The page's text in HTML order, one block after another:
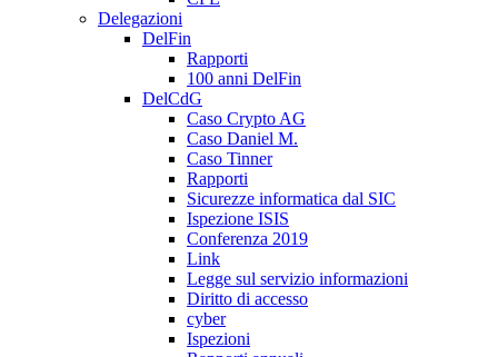
Delegazioni
DelFin
Rapporti
100 anni DelFin
DelCdG
Caso Crypto AG
Caso Daniel M.
Caso Tinner
Rapporti
Sicurezze informatica dal SIC
Ispezione ISIS
Conferenza 2019
Link
Legge sul servizio informazioni
Diritto di accesso
cyber
Ispezioni